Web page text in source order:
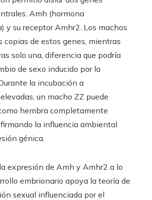
Amh (hormona
y su receptor Amhr2. Los machos
copias de estos genes, mientras
solo una, diferencia que podría
de sexo inducido por la
la incubación a
un macho ZZ puede
hembra completamente
la influencia ambiental
génica.
expresión de Amh y Amhr2 a lo
embrionario apoya la teoría de
sexual influenciada por el